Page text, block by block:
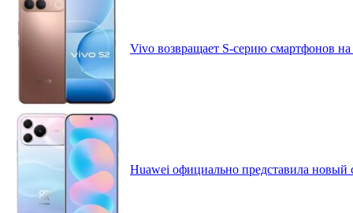
Vivo возвращает S-серию смартфонов
Huawei официально представила